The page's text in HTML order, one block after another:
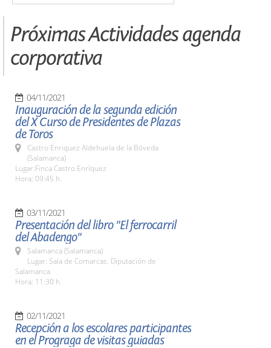
Próximas Actividades agenda
corporativa
04/11/2021
Inauguración de la segunda edición
del X Curso de Presidentes de Plazas
de Toros
Castro Enriquez Aldehuela de la Bóveda
(Salamanca)
Lugar:Finca Castro Enríquez
Hora: 09:45 h.
03/11/2021
Presentación del libro "El ferrocarril
del Abadengo"
Salamanca (Salamanca)
Lugar: Sala de Comarcas. Diputación de
Salamanca
Hora: 11:30 h.
02/11/2021
Recepción a los escolares participantes
en el Prograga de visitas guiadas